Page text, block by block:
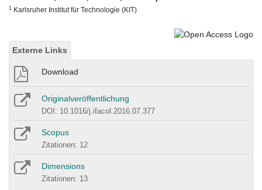
1 Karlsruher Institut für Technologie (KIT)
Externe Links
Download
Originalveröffentlichung
DOI: 10.1016/j.ifacol.2016.07.377
Scopus
Zitationen: 12
Dimensions
Zitationen: 13